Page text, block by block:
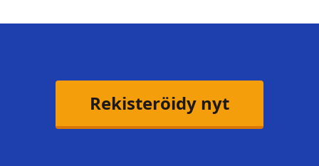
Rekisteröidy nyt